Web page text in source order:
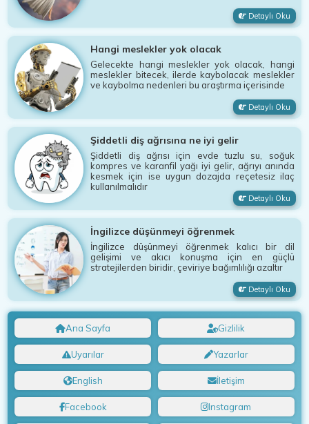
Detaylı Oku
Hangi meslekler yok olacak
Gelecekte hangi meslekler yok olacak, hangi
meslekler bitecek, ilerde kaybolacak meslekler
ve kaybolma nedenleri bu araştırma içerisinde
Detaylı Oku
Şiddetli diş ağrısına ne iyi gelir
Şiddetli diş ağrısı için evde tuzlu su, soğuk
kompres ve karanfil yağı iyi gelir, ağrıyı anında
kesmek için ise uygun dozajda reçetesiz ilaç
kullanılmalıdır
Detaylı Oku
İngilizce düşünmeyi öğrenmek
İngilizce düşünmeyi öğrenmek kalıcı bir dil
gelişimi ve akıcı konuşma için en güçlü
stratejilerden biridir, çeviriye bağımlılığı azaltır
Detaylı Oku
Ana Sayfa Gizlilik
Uyarılar Yazarlar
English İletişim
Facebook Instagram